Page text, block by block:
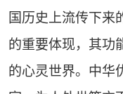
国历史上流传下来
的重要体现，其功
的心灵世界。中华